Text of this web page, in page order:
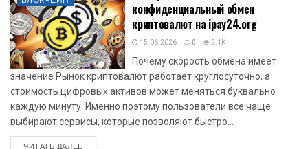
конфиденциальный обмен
криптовалют на ipay24.org
15.06.2026 0 2.1K
Почему скорость обмена имеет
значение Рынок криптовалют работает круглосуточно, а
стоимость цифровых активов может меняться буквально
каждую минуту. Именно поэтому пользователи все чаще
выбирают сервисы, которые позволяют быстро...
DETAILS